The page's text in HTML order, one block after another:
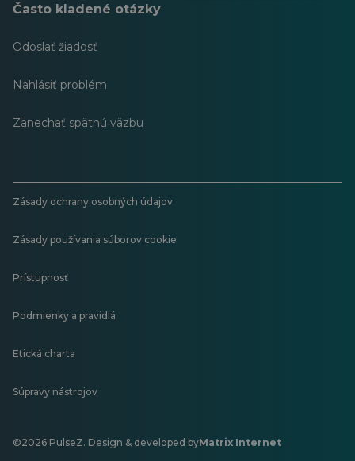
Často kladené otázky
Odoslať žiadosť
Nahlásiť problém
Zanechať spätnú väzbu
Zásady ochrany osobných údajov
Zásady používania súborov cookie
Prístupnosť
Podmienky a pravidlá
Etická charta
Súpravy nástrojov
©2026 PulseZ. Design & developed byMatrix Internet
Otvorí